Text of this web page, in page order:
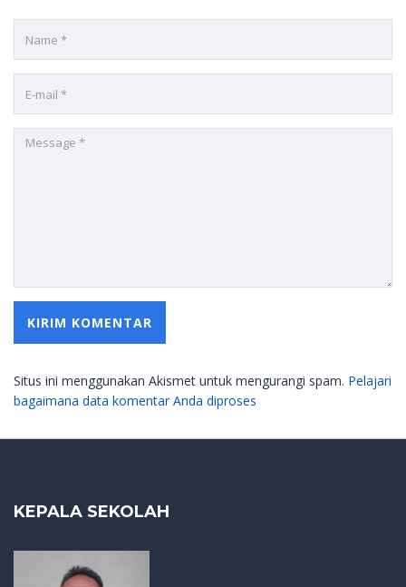
Situs ini menggunakan Akismet untuk mengurangi spam. Pelajari
bagaimana data komentar Anda diproses
KEPALA SEKOLAH